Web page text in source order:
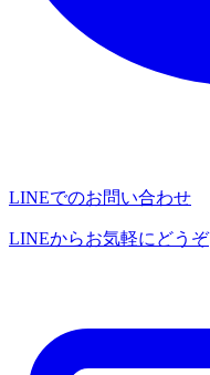
LINEでのお問い合わせ
LINEからお気軽にどうぞ